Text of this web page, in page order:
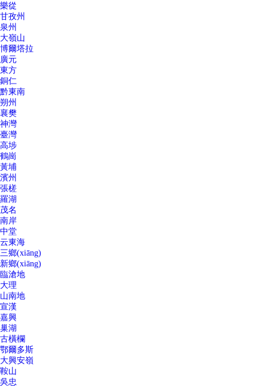
樂從
甘孜州
泉州
大嶺山
博爾塔拉
廣元
東方
銅仁
黔東南
朔州
襄樊
神灣
臺灣
高埗
鶴崗
黃埔
濱州
張槎
羅湖
茂名
南岸
中堂
云東海
三鄉(xiāng)
新鄉(xiāng)
臨滄地
大理
山南地
宣漢
嘉興
巢湖
古橫欄
鄂爾多斯
大興安嶺
鞍山
吳忠